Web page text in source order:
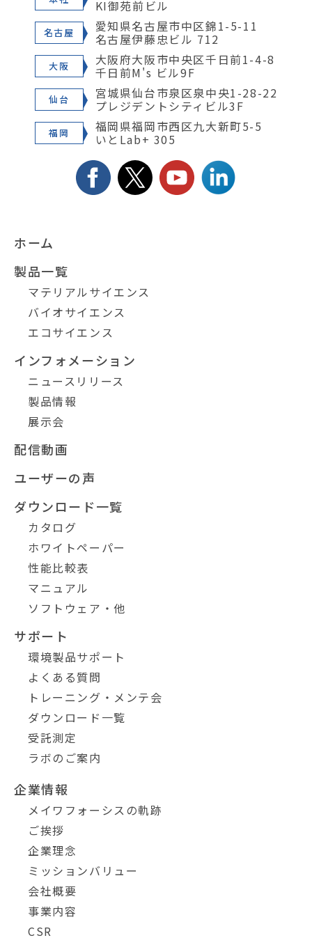
KI御苑前ビル
名古屋 愛知県名古屋市中区錦1-5-11
名古屋伊藤忠ビル 712
大阪 大阪府大阪市中央区千日前1-4-8
千日前M's ビル9F
仙台 宮城県仙台市泉区泉中央1-28-22
プレジデントシティビル3F
福岡 福岡県福岡市西区九大新町5-5
いとLab+ 305
ホーム
製品一覧
マテリアルサイエンス
バイオサイエンス
エコサイエンス
インフォメーション
ニュースリリース
製品情報
展示会
配信動画
ユーザーの声
ダウンロード一覧
カタログ
ホワイトペーパー
性能比較表
マニュアル
ソフトウェア・他
サポート
環境製品サポート
よくある質問
トレーニング・メンテ会
ダウンロード一覧
受託測定
ラボのご案内
企業情報
メイワフォーシスの軌跡
ご挨拶
企業理念
ミッションバリュー
会社概要
事業内容
CSR